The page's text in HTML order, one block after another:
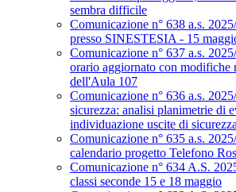
sembra difficile
Comunicazione n° 638 a.s.
presso SINESTESIA - 15
Comunicazione n° 637 a.s.
orario aggiornato con modifiche
dell'Aula 107
Comunicazione n° 636 a.s.
sicurezza: analisi planimetrie di
individuazione uscite di
Comunicazione n° 635 a.s.
calendario progetto Telefono
Comunicazione n° 634 A.S.
classi seconde 15 e 18 maggio